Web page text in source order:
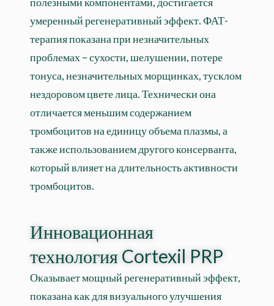
умеренный регенеративный эффект. ФАТ-
терапия показана при незначительных
проблемах – сухости, шелушении, потере
тонуса, незначительных морщинках, тусклом
нездоровом цвете лица. Технически она
отличается меньшим содержанием
тромбоцитов на единицу объема плазмы, а
также использованием другого консерванта,
который влияет на длительность активности
тромбоцитов.
Инновационная
технология Cortexil PRP
Оказывает мощный регенеративный эффект,
показана как для визуального улучшения